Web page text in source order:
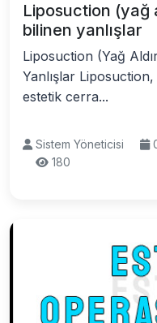
Liposuction (yağ
bilinen yanlışlar
Liposuction (Yağ
Yanlışlar
estetik cerra...
Sistem Yöneticisi
180